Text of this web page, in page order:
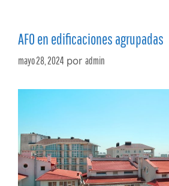
AFO en edificaciones agrupadas
mayo 28, 2024 por admin